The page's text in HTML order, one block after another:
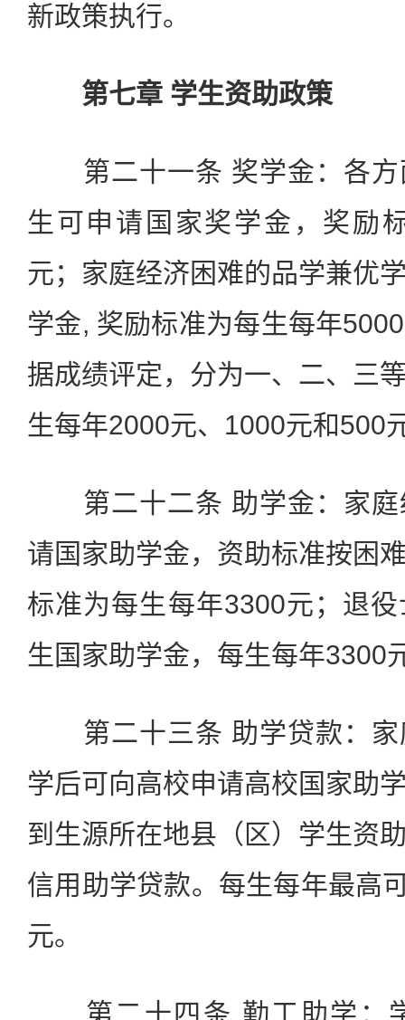
新政策执行。
第七章 学生资助政策
第二十一条 奖学金：各方
生可申请国家奖学金，奖励
元；家庭经济困难的品学兼优
学金, 奖励标准为每生每年
据成绩评定，分为一、二、三
生每年2000元、1000元和500
第二十二条 助学金：家庭
请国家助学金，资助标准按困
标准为每生每年3300元；退
生国家助学金，每生每年3300
第二十三条 助学贷款：家
学后可向高校申请高校国家助
到生源所在地县（区）学生资
信用助学贷款。每生每年最高
元。
第二十四条 勤工助学：